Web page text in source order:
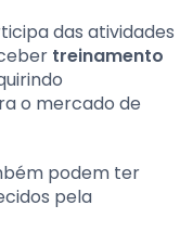
das atividades
treinamento
o mercado de
podem ter
pela